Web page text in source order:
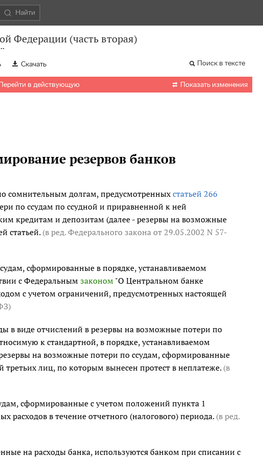
Найти
Федерации (часть вторая)
Скачать Поиск в тексте
в действующую  Показать изменения
резервов банков
сомнительным долгам, предусмотренных статьей 266
по ссудам по ссудной и приравненной к ней
кредитам и депозитам (далее - резервы на возможные
статьей. (в ред. Федерального закона от 29.05.2002 N 57-
сформированные в порядке, устанавливаемом
с Федеральнымзаконом"О Центральном банке
с учетом ограничений, предусмотренных настоящей
)
в виде отчислений в резервы на возможные потери по
к стандартной, в порядке, устанавливаемом
на возможные потери по ссудам, сформированные
лиц, по которым вынесен протест в неплатеже. (в
сформированные с учетом положений пункта 1
расходов в течение отчетного (налогового) периода. (в ред.
на расходы банка, используются банком при списании с